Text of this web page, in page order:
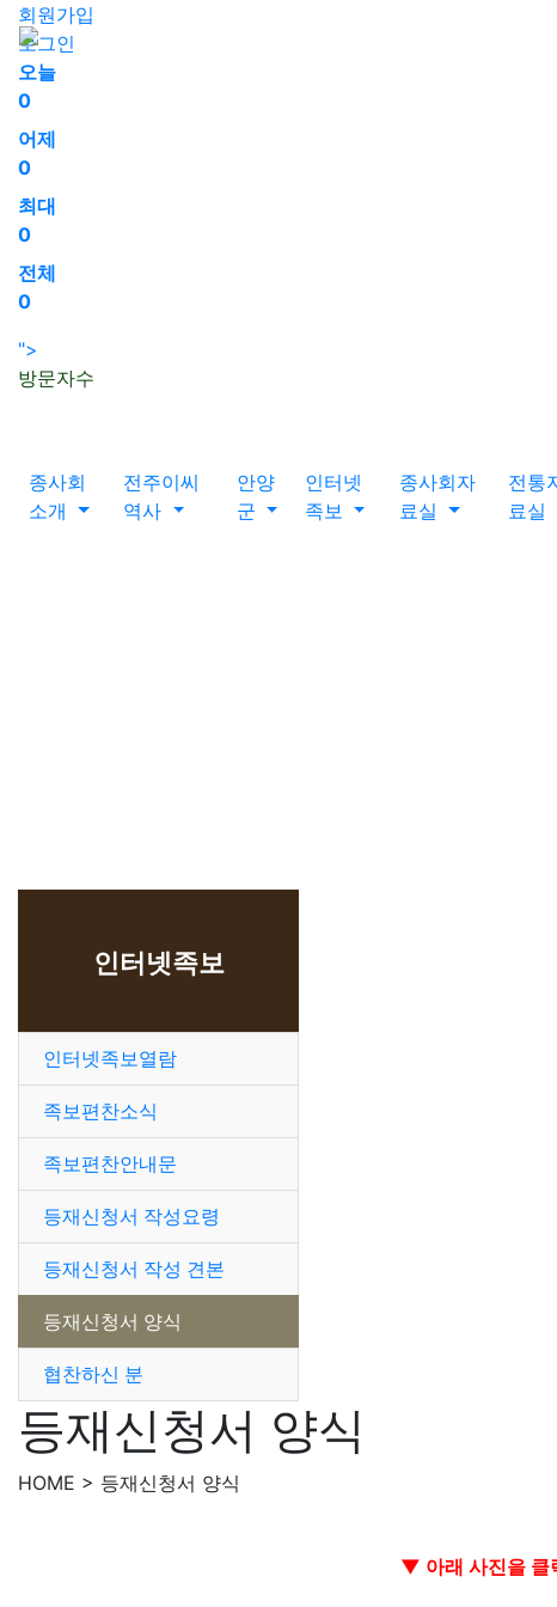
회원가입
로그인
오늘
0
어제
0
최대
0
전체
0
">
방문자수
종사회
소개
전주이씨
역사
안양
군
인터넷
족보
종사회자
료실
전통
료실
인터넷족보
인터넷족보열람
족보편찬소식
족보편찬안내문
등재신청서 작성요령
등재신청서 작성 견본
등재신청서 양식
협찬하신 분
등재신청서 양식
HOME > 등재신청서 양식
▼ 아래 사진을 클